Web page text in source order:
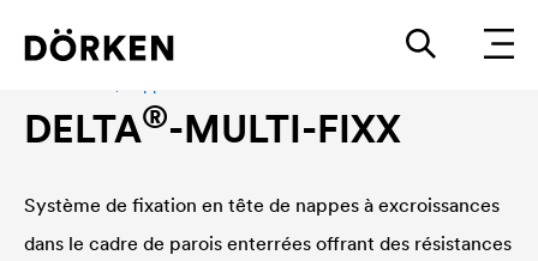
DELTA®-MULTI-FIXX
Système de fixation en tête de nappes à excroissances
dans le cadre de parois enterrées offrant des résistances